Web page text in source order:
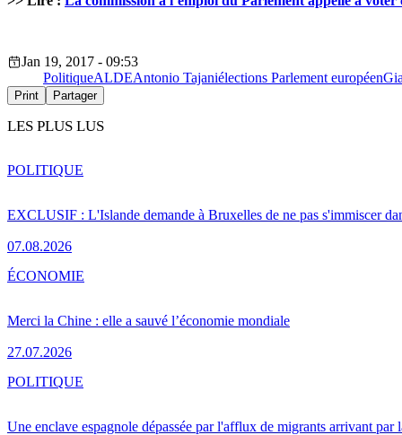
Jan 19, 2017 - 09:53
PolitiqueALDEAntonio Tajaniélections Parlement européen
Print Partager
LES PLUS LUS
EXCLUSIF : L'Islande demande à Bruxelles de ne pas s'immiscer
07.08.2026
POLITIQUE
Merci la Chine : elle a sauvé l’économie mondiale
27.07.2026
ÉCONOMIE
Une enclave espagnole dépassée par l'afflux de migrants arrivant par
POLITIQUE